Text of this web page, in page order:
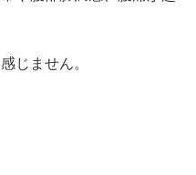
じません。